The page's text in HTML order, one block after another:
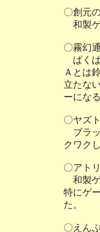
〇創元
和製ゲ
〇霧幻
ぱくぱ
Ａとは
立たな
ーにな
〇ヤズ
ブラッ
クワク
〇アト
和製ゲ
特にゲ
た。
〇えん